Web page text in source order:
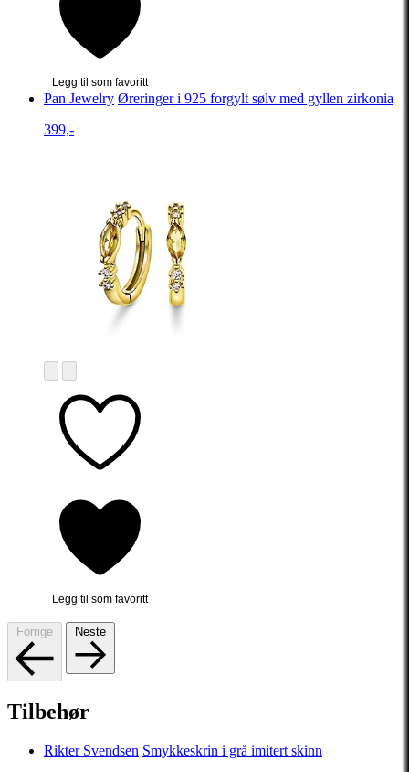
Legg til som favoritt
Pan Jewelry Øreringer i 925 forgylt sølv med gyllen zirkonia
399,-
Legg til som favoritt
Forrige Neste
Tilbehør
Rikter Svendsen Smykkeskrin i grå imitert skinn